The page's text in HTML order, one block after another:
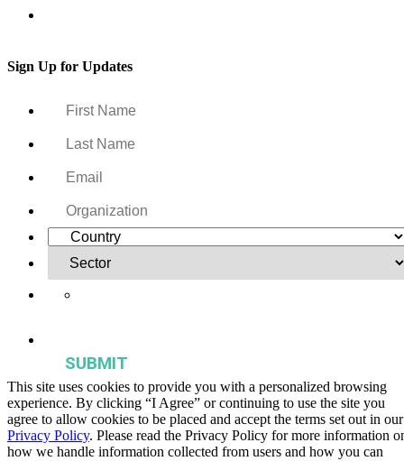
Sign Up for Updates
This site uses cookies to provide you with a personalized browsing
experience. By clicking “I Agree” or continuing to use the site you
agree to allow cookies to be placed and accept the terms set out in our
Privacy Policy. Please read the Privacy Policy for more information
how we handle information collected from users and how you can